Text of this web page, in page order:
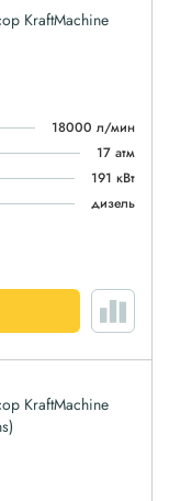
KraftMachine
18000 л/мин
17 атм
191 кВт
дизель
KraftMachine